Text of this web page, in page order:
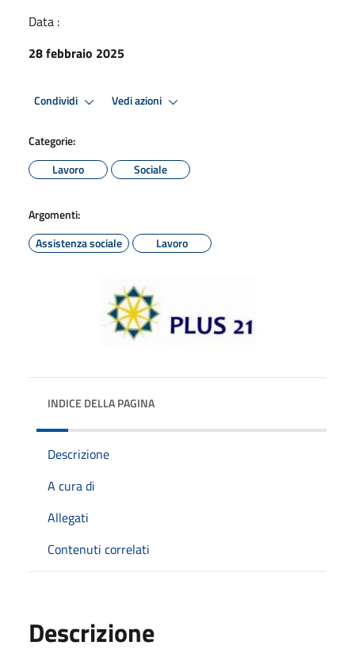
Data :
28 febbraio 2025
Condividi Vedi azioni
Categorie:
Lavoro
Sociale
Argomenti:
Assistenza sociale
Lavoro
INDICE DELLA PAGINA
Descrizione
A cura di
Allegati
Contenuti correlati
Descrizione